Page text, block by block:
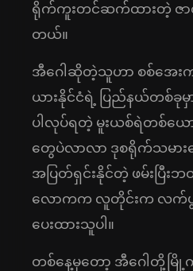
ရိုက်ကူးတင်ဆက်ထားတဲ့ ဇာတ်
တယ်။
အီဂေါဆိုတဲ့သူဟာ စစ်အေးက
ယားနိုင်ငံရဲ့ ပြည်နယ်တစ်ခု
ပါလုပ်ရတဲ့ မူးယစ်ရဲတစ်ယေ
တွေပဲလာလာ ဒုစရိုက်သမာ
အပြတ်ရှင်းနိုင်တဲ့ ဖမ်းပြီ
လောကက လူတိုင်းက လက်ပွန်
ပေးထားသူပါ။
တစ်နေ့မှတော့ အီဂေါတို့မ